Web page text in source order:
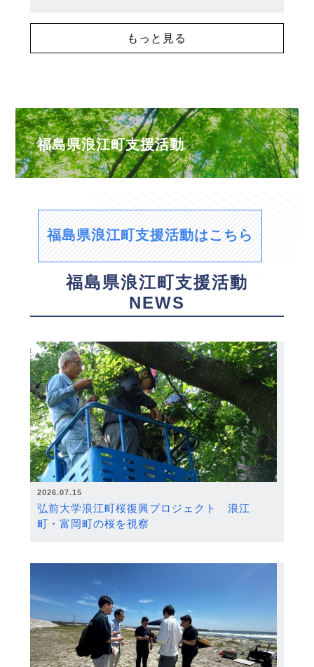
もっと見る
福島県浪江町支援活動
福島県浪江町支援活動はこちら
福島県浪江町支援活動
NEWS
2026.07.15
弘前大学浪江町桜復興プロジェクト 浪江
町・富岡町の桜を視察